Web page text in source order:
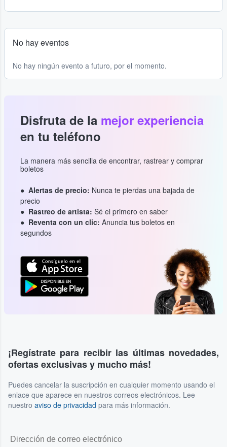
No hay eventos
No hay ningún evento a futuro, por el momento.
Disfruta de la mejor experiencia
en tu teléfono
La manera más sencilla de encontrar, rastrear y comprar
boletos
Alertas de precio: Nunca te pierdas una bajada de
precio
Rastreo de artista: Sé el primero en saber
Reventa con un clic: Anuncia tus boletos en
segundos
¡Regístrate para recibir las últimas novedades,
ofertas exclusivas y mucho más!
Puedes cancelar la suscripción en cualquier momento usando el
enlace que aparece en nuestros correos electrónicos. Lee
nuestro aviso de privacidad para más información.